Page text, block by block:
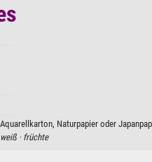
Naturpapier oder
weiß · früchte